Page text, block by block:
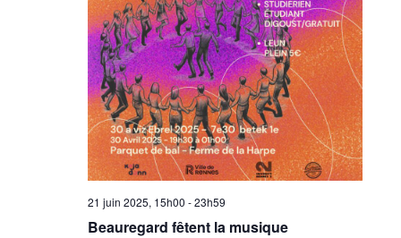
21 juin 2025, 15h00 -23h59
Beauregard fêtent la musique